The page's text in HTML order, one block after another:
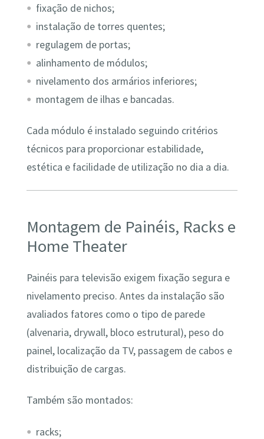
fixação de nichos;
instalação de torres quentes;
regulagem de portas;
alinhamento de módulos;
nivelamento dos armários inferiores;
montagem de ilhas e bancadas.
Cada módulo é instalado seguindo critérios
técnicos para proporcionar estabilidade,
estética e facilidade de utilização no dia a dia.
Montagem de Painéis, Racks e
Home Theater
Painéis para televisão exigem fixação segura e
nivelamento preciso. Antes da instalação são
avaliados fatores como o tipo de parede
(alvenaria, drywall, bloco estrutural), peso do
painel, localização da TV, passagem de cabos e
distribuição de cargas.
Também são montados:
racks;